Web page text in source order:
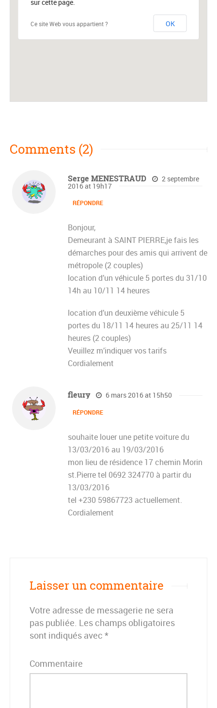
sur cette page.
Ce site Web vous appartient ? OK
Comments (2)
Serge MENESTRAUD 2 septembre
2016 at 19h17
RÉPONDRE
Bonjour,
Demeurant à SAINT PIERRE,je fais les
démarches pour des amis qui arrivent de
métropole (2 couples)
location d’un véhicule 5 portes du 31/10
14h au 10/11 14 heures
location d’un deuxième véhicule 5
portes du 18/11 14 heures au 25/11 14
heures (2 couples)
Veuillez m’indiquer vos tarifs
Cordialement
fleury 6 mars 2016 at 15h50
RÉPONDRE
souhaite louer une petite voiture du
13/03/2016 au 19/03/2016
mon lieu de résidence 17 chemin Morin
st.Pierre tel 0692 324770 à partir du
13/03/2016
tel +230 59867723 actuellement.
Cordialement
Laisser un commentaire
Votre adresse de messagerie ne sera
pas publiée. Les champs obligatoires
sont indiqués avec *
Commentaire